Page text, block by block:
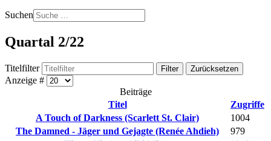
Suchen
Quartal 2/22
Titelfilter Filter Zurücksetzen
Anzeige #
Beiträge
Titel
Zugriffe
A Touch of Darkness (Scarlett St. Clair)
1004
The Damned - Jäger und Gejagte (Renée Ahdieh)
979